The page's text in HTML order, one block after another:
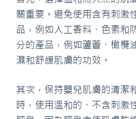
關重要。避免使用含有刺激
品，例如人工香料、色素和
分的產品，例如蘆薈、橄欖
濕和舒緩肌膚的功效。
其次，保持嬰兒肌膚的清潔
時，使用溫和的、不含刺激